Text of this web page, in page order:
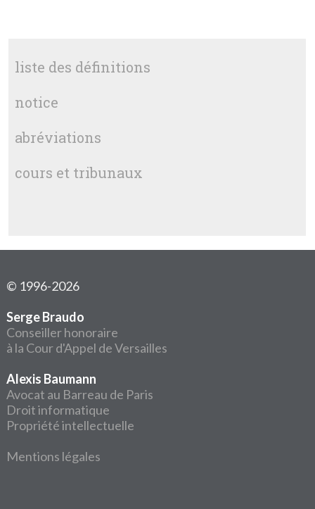
liste des définitions
notice
abréviations
cours et tribunaux
© 1996-2026
Serge Braudo
Conseiller honoraire
à la Cour d'Appel de Versailles
Alexis Baumann
Avocat au Barreau de Paris
Droit informatique
Propriété intellectuelle
Mentions légales